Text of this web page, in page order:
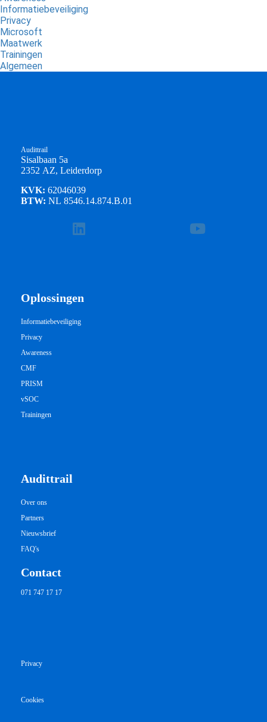
Informatiebeveiliging
Privacy
Microsoft
Maatwerk
Trainingen
Algemeen
Audittrail
Sisalbaan 5a
2352 AZ, Leiderdorp
KVK: 62046039
BTW: NL 8546.14.874.B.01
Oplossingen
Informatiebeveiliging
Privacy
Awareness
CMF
PRISM
vSOC
Trainingen
Audittrail
Over ons
Partners
Nieuwsbrief
FAQ's
Contact
071 747 17 17
Privacy
Cookies